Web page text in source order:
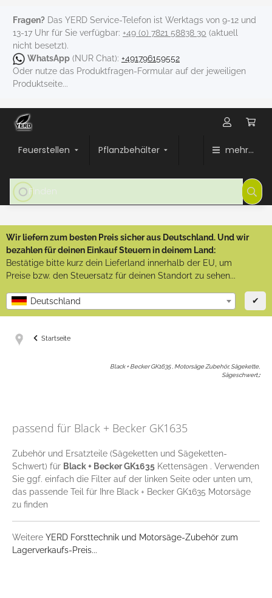
Fragen? Das YERD Service-Telefon ist Werktags von 9-12 und
13-17 Uhr für Sie verfügbar: +49 (0) 7821 58838 30 (aktuell
nicht besetzt).
WhatsApp (NUR Chat): +491796159552
Oder nutze das Produktfragen-Formular auf der jeweiligen
Produktseite...
Feuerstellen Pflanzbehälter mehr...
Wir liefern zum besten Preis sicher aus Deutschland. Und wir
bezahlen für deinen Einkauf Steuern in deinem Land:
Bestätige bitte kurz dein Lieferland innerhalb der EU, um
Preise bzw. den Steuersatz für deinen Standort zu sehen...
Deutschland ✔
Startseite
Black + Becker GK1635 , Motorsäge Zubehör, Sägekette,
Sägeschwert,:
passend für Black + Becker GK1635
Zubehör und Ersatzteile (Sägeketten und Sägeketten-
Schwert) für Black + Becker GK1635 Kettensägen . Verwenden
Sie ggf. einfach die Filter auf der linken Seite oder unten um,
das passende Teil für Ihre Black + Becker GK1635 Motorsäge
zu finden
Weitere YERD Forsttechnik und Motorsäge-Zubehör zum
Lagerverkaufs-Preis...